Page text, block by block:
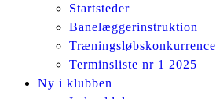
Startsteder
Banelæggerinstruktion
Træningsløbskonkurrence
Terminsliste nr 1 2025
Ny i klubben